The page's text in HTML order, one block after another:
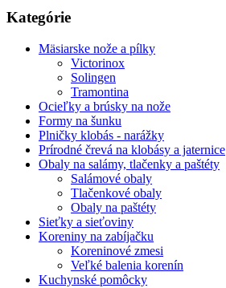
Kategórie
Mäsiarske nože a pílky
Victorinox
Solingen
Tramontina
Ocieľky a brúsky na nože
Formy na šunku
Plničky klobás - narážky
Prírodné črevá na klobásy a jaternice
Obaly na salámy, tlačenky a paštéty
Salámové obaly
Tlačenkové obaly
Obaly na paštéty
Sieťky a sieťoviny
Koreniny na zabíjačku
Koreninové zmesi
Veľké balenia korenín
Kuchynské pomôcky